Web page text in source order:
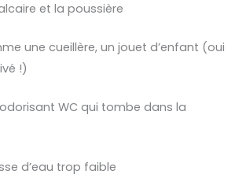
et la poussière
une cueillère, un jouet d’enfant (oui
!)
WC qui tombe dans la
d’eau trop faible